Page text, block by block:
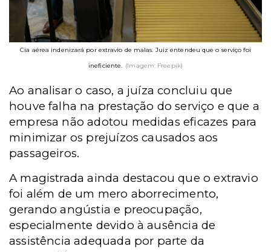
Cia aérea indenizará por extravio de malas. Juiz entendeu que o serviço foi
ineficiente. (Imagem: Freepik)
Ao analisar o caso, a juíza concluiu que
houve falha na prestação do serviço e que a
empresa não adotou medidas eficazes para
minimizar os prejuízos causados aos
passageiros.
A magistrada ainda destacou que o extravio
foi além de um mero aborrecimento,
gerando angústia e preocupação,
especialmente devido à ausência de
assistência adequada por parte da